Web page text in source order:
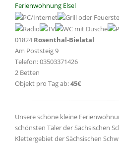
Ferienwohnung Elsel
01824 Rosenthal-Bielatal
Am Poststeig 9
Telefon: 03503371426
2 Betten
Objekt pro Tag ab:45€
Unsere schöne kleine
schönsten Täler der Sächsischen
Klettergebiet der Sächsischen